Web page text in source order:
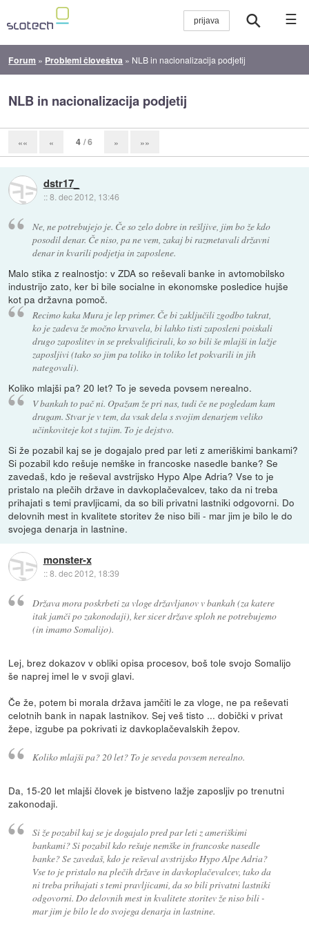
☰
Forum » Problemi človeštva » NLB in nacionalizacija podjetij
NLB in nacionalizacija podjetij
«« « 4 / 6 » »»
dstr17_
::8. dec 2012, 13:46
Ne, ne potrebujejo je. Če so zelo dobre in rešljive, jim bo že kdo
posodil denar. Če niso, pa ne vem, zakaj bi razmetavali državni
denar in kvarili podjetja in zaposlene.
Malo stika z realnostjo: v ZDA so reševali banke in avtomobilsko
industrijo zato, ker bi bile socialne in ekonomske posledice hujše
kot pa državna pomoč.
Recimo kaka Mura je lep primer. Če bi zaključili zgodbo takrat,
ko je zadeva že močno krvavela, bi lahko tisti zaposleni poiskali
drugo zaposlitev in se prekvalificirali, ko so bili še mlajši in lažje
zaposljivi (tako so jim pa toliko in toliko let pokvarili in jih
nategovali).
Koliko mlajši pa? 20 let? To je seveda povsem nerealno.
V bankah to pač ni. Opažam že pri nas, tudi če ne pogledam kam
drugam. Stvar je v tem, da vsak dela s svojim denarjem veliko
učinkoviteje kot s tujim. To je dejstvo.
Si že pozabil kaj se je dogajalo pred par leti z ameriškimi bankami?
Si pozabil kdo rešuje nemške in francoske nasedle banke? Se
zavedaš, kdo je reševal avstrijsko Hypo Alpe Adria? Vse to je
pristalo na plečih države in davkoplačevalcev, tako da ni treba
prihajati s temi pravljicami, da so bili privatni lastniki odgovorni. Do
delovnih mest in kvalitete storitev že niso bili - mar jim je bilo le do
svojega denarja in lastnine.
monster-x
::8. dec 2012, 18:39
Država mora poskrbeti za vloge državljanov v bankah (za katere
itak jamči po zakonodaji), ker sicer države sploh ne potrebujemo
(in imamo Somalijo).
Lej, brez dokazov v obliki opisa procesov, boš tole svojo Somalijo
še naprej imel le v svoji glavi.
Če že, potem bi morala država jamčiti le za vloge, ne pa reševati
celotnih bank in napak lastnikov. Sej veš tisto ... dobički v privat
žepe, izgube pa pokrivati iz davkoplačevalskih žepov.
Koliko mlajši pa? 20 let? To je seveda povsem nerealno.
Da, 15-20 let mlajši človek je bistveno lažje zaposljiv po trenutni
zakonodaji.
Si že pozabil kaj se je dogajalo pred par leti z ameriškimi
bankami? Si pozabil kdo rešuje nemške in francoske nasedle
banke? Se zavedaš, kdo je reševal avstrijsko Hypo Alpe Adria?
Vse to je pristalo na plečih države in davkoplačevalcev, tako da
ni treba prihajati s temi pravljicami, da so bili privatni lastniki
odgovorni. Do delovnih mest in kvalitete storitev že niso bili -
mar jim je bilo le do svojega denarja in lastnine.